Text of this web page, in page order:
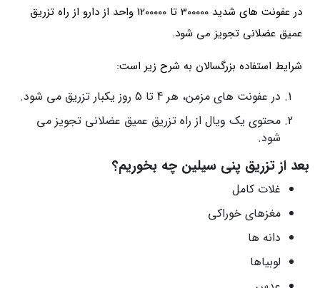
در عفونت های شدید 300000 تا 1200000 واحد از دارو از راه تزریق
عمیق عضلانی تجویز می شود.
شرایط استفاده بزرگسالان به شرح زیر است:
در عفونت های مزمن، هر 4 تا 5 روز یکبار تزریق می شود.
محتوی یک ویال از راه تزریق عمیق عضلانی تجویز می
شود.
بعد از تزریق پنی سیلین چه بخوریم؟
غلات کامل
مغزهای خوراکی
دانه ها
لوبیاها